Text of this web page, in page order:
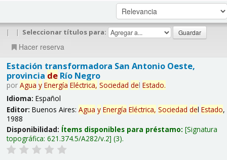
| | Seleccionar títulos para:
Hacer reserva
Estación transformadora San Antonio Oeste,
provincia deRío Negro
por Agua y Energía Eléctrica, Sociedad del Estado.
Idioma: Español
Editor: Buenos Aires: Agua y Energía Eléctrica, Sociedad del Estado,
1988
Disponibilidad: Ítems disponibles para préstamo: Signatura
topográfica: 621.374.5/A282/v.2 (3).